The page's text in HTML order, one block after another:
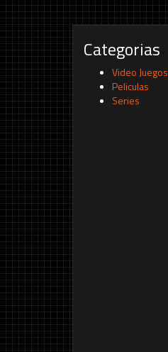
Categorias
Video Juegos
Peliculas
Series